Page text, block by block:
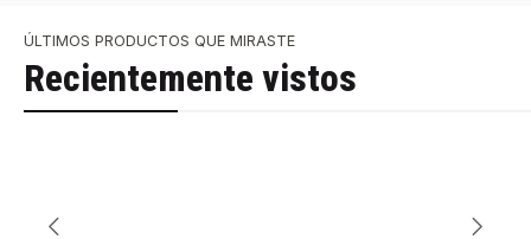
ÚLTIMOS PRODUCTOS QUE MIRASTE
Recientemente vistos